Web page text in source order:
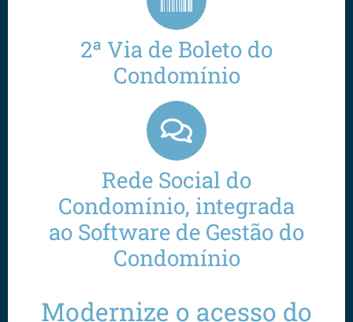
2ª Via de Boleto do
Condomínio
Rede Social do
Condomínio, integrada
ao Software de Gestão do
Condomínio
Modernize o acesso do